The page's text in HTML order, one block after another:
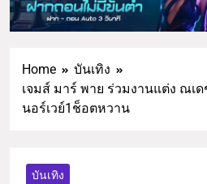
Home
บันเทิง
เจมส์ มาร์ พาย ร่วมงานแต่ง ณ
นอร์เวย์1ช็อตหวาน
บันเทิง